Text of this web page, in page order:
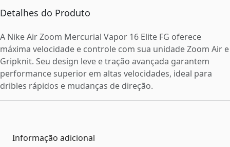
Detalhes do Produto
A Nike Air Zoom Mercurial Vapor 16 Elite FG oferece
máxima velocidade e controle com sua unidade Zoom Air e
Gripknit. Seu design leve e tração avançada garantem
performance superior em altas velocidades, ideal para
dribles rápidos e mudanças de direção.
Informação adicional